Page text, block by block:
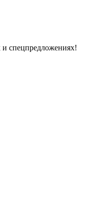
и спецпредложениях!